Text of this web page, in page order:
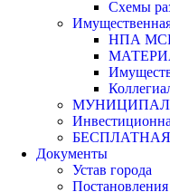
Схемы
НПА
Документы
Устав города